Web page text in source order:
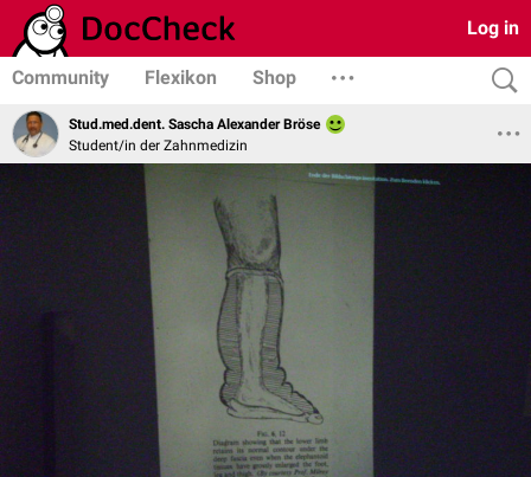
Log in
Community Flexikon Shop
Stud.med.dent. Sascha Alexander Bröse
Student/in der Zahnmedizin